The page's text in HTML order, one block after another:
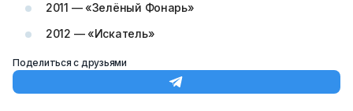
2011 — «Зелёный Фонарь»
2012 — «Искатель»
Поделиться с друзьями